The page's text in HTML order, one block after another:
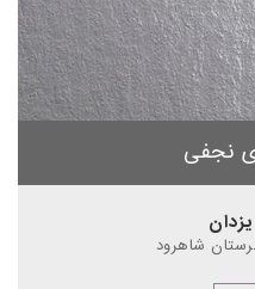
نجفی
شاهرود